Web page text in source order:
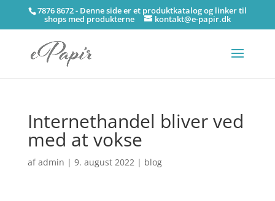
7876 8672 - Denne side er et produktkatalog og linker til
shops med produkterne kontakt@e-papir.dk
Internethandel bliver ved
med at vokse
afadmin | 9. august 2022| blog